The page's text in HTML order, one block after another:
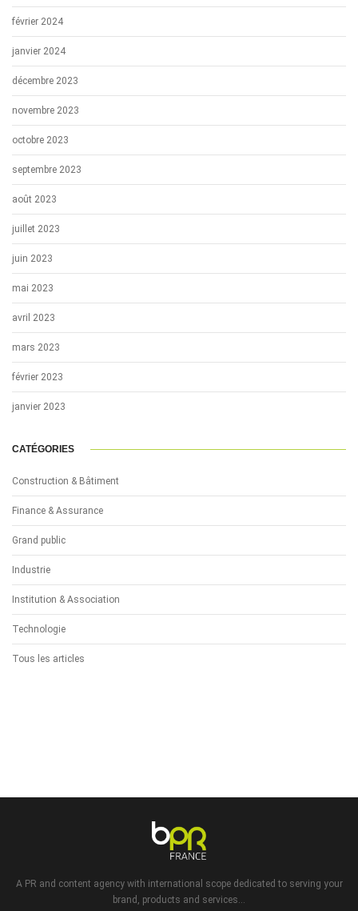
février 2024
janvier 2024
décembre 2023
novembre 2023
octobre 2023
septembre 2023
août 2023
juillet 2023
juin 2023
mai 2023
avril 2023
mars 2023
février 2023
janvier 2023
CATÉGORIES
Construction & Bâtiment
Finance & Assurance
Grand public
Industrie
Institution & Association
Technologie
Tous les articles
A PR and content agency with international scope dedicated to serving your
brand, products and services...